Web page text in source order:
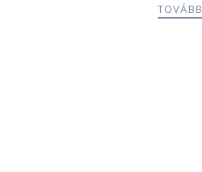
TOVÁBB